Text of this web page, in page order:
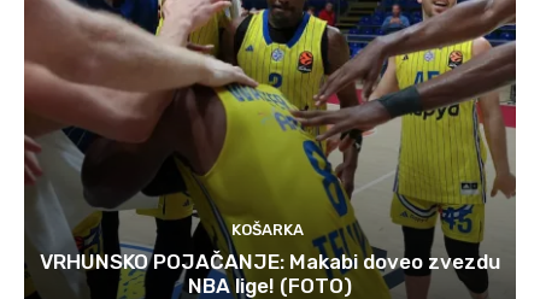
KOŠARKA
VRHUNSKO POJAČANJE: Makabi doveo zvezdu
NBA lige! (FOTO)